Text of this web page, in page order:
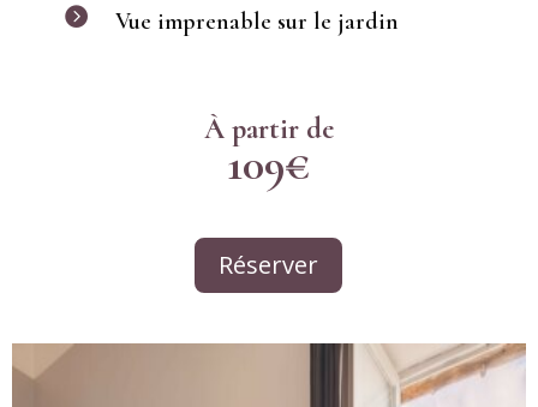
 Vue imprenable sur le jardin
À partir de
109€
Réserver